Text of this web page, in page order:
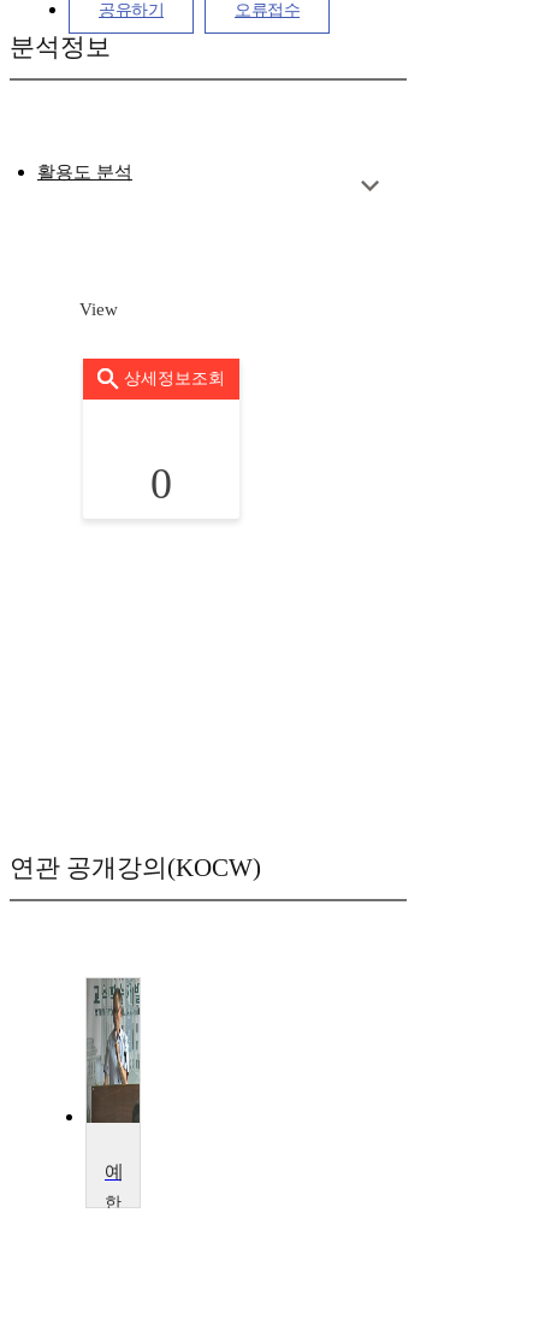
공유하기 오류접수
분석정보
활용도 분석
View
상세정보조회
0
연관 공개강의(KOCW)
한